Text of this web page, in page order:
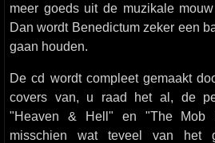
meer goeds uit de muzikale
Dan wordt Benedictum zeker een
gaan houden.
De cd wordt compleet gemaakt
covers van, u raad het al, de
"Heaven & Hell" en "The Mob
misschien wat teveel van het